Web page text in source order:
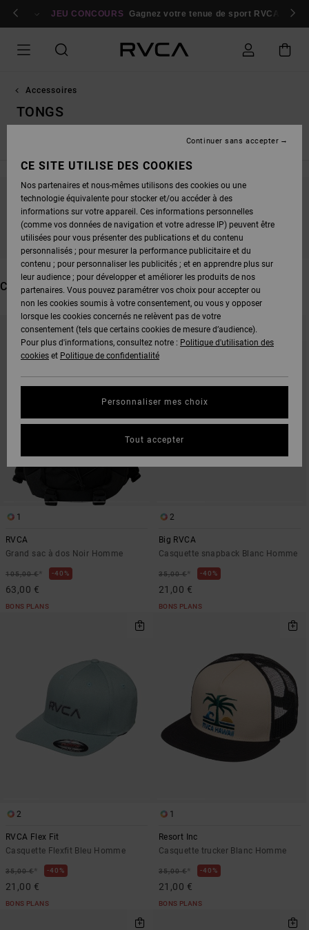
GRILLE
Se connecter / s'inscrire
JEU CONCOURS Gagnez votre tenue de sport RVCA
Accessoires
TONGS
Chapeaux & Casquettes
NE PARTEZ PAS TROP LOIN, NOS PRODUITS
SERONT BIENTÔT DE RETOUR
CES PRODUITS POURRAIENT VOUS PLAIRE
PASSER
CRITÈRES
FILTRAGE
ALLER
TRIER
1
RVCA
Grand sac à dos Noir Homme
105,00 €* 40%
63,00 €
BONS PLANS
2
Big RVCA
Casquette snapback Blanc Homme
35,00 €* 40%
21,00 €
BONS PLANS
2
RVCA Flex Fit
Casquette Flexfit Bleu Homme
35,00 €* 40%
21,00 €
BONS PLANS
1
Resort Inc
Casquette trucker Blanc Homme
35,00 €* 40%
21,00 €
BONS PLANS
CE SITE UTILISE DES COOKIES
Nos partenaires et nous-mêmes utilisons des cookies ou une
technologie équivalente pour stocker et/ou accéder à des
informations sur votre appareil. Ces informations personnelles
(comme vos données de navigation et votre adresse IP) peuvent être
utilisées pour vous présenter des publications et du contenu
personnalisés ; pour mesurer la performance publicitaire et du
contenu ; pour personnaliser les publicités ; et en apprendre plus sur
leur audience ; pour développer et améliorer les produits de nos
partenaires. Vous pouvez paramétrer vos choix pour accepter ou
non les cookies soumis à votre consentement, ou vous y opposer
lorsque les cookies concernés ne relèvent pas de votre
consentement (tels que certains cookies de mesure d’audience).
Pour plus d'informations, consultez notre : Politique d'utilisation des
cookies et Politique de confidentialité
Personnaliser mes choix
Continuer sans accepter
Tout accepter